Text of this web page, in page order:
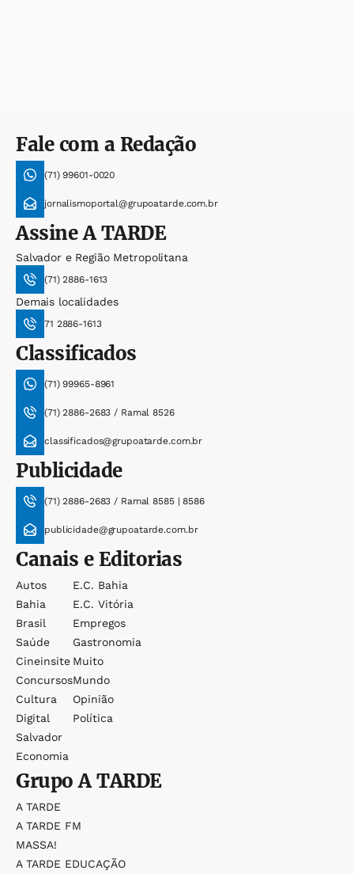
Fale com a Redação
(71) 99601-0020
jornalismoportal@grupoatarde.com.br
AssineA TARDE
Salvador e Região Metropolitana
(71) 2886-1613
Demais localidades
71 2886-1613
Classificados
(71) 99965-8961
(71) 2886-2683 / Ramal 8526
classificados@grupoatarde.com.br
Publicidade
(71) 2886-2683 / Ramal 8585 | 8586
publicidade@grupoatarde.com.br
Canais e Editorias
Autos
Bahia
Brasil
Saúde
Cineinsite
Concursos
Cultura
Digital
Salvador
Economia
E.c. Bahia
E.c. Vitória
Empregos
Gastronomia
Muito
Mundo
Opinião
Política
GrupoA TARDE
A TARDE
A TARDE FM
MASSA!
A TARDE EDUCAÇÃO